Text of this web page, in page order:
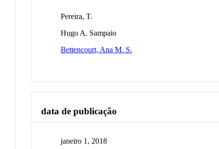
Pereira, T.
Hugo A. Sampaio
Bettencourt, Ana M. S.
data de publicação
janeiro 1, 2018